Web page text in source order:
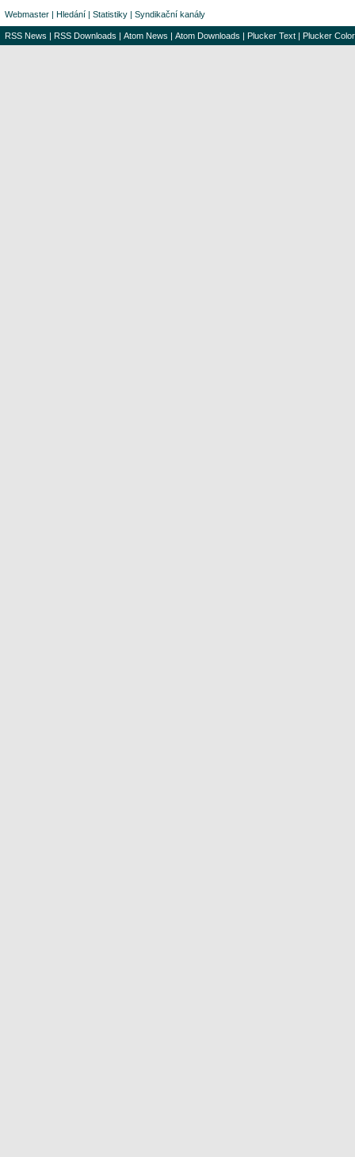
Webmaster | Hledání | Statistiky | Syndikační kanály
RSS News | RSS Downloads | Atom News | Atom Downloads | Plucker Text | Plucker Color